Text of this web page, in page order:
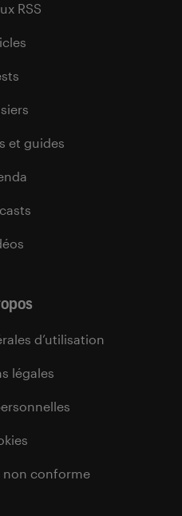
RSS
et guides
d’utilisation
légales
non conforme